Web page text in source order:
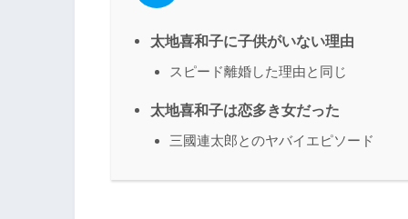
太地喜和子に子供がいない理由
スピード離婚した理由と同じ
太地喜和子は恋多き女だった
三國連太郎とのヤバイエピソード